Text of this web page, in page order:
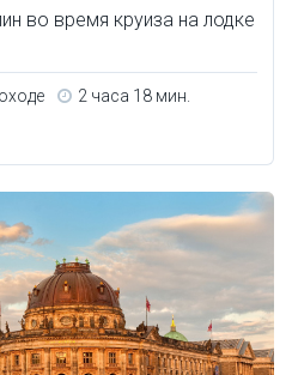
во время круиза на лодке
2 часа 18 мин.